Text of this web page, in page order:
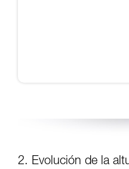
2. Evolución de la